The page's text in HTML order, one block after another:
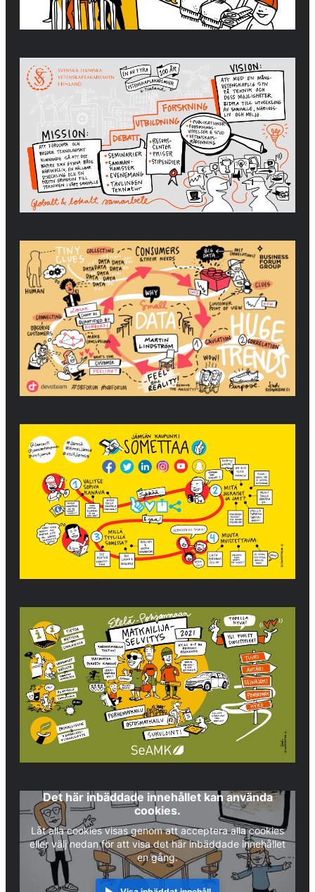
Det här inbäddade innehållet kan använda
cookies.
Låt alla cookies visas genom att acceptera alla cookies
eller välj nedan för att visa det här inbäddade innehållet
en gång.